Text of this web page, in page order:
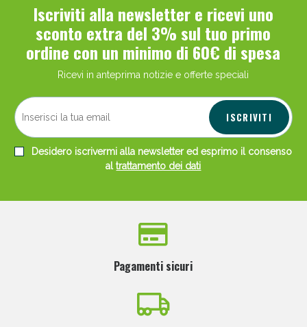
Iscriviti alla newsletter e ricevi uno
sconto extra del 3% sul tuo primo
ordine con un minimo di 60€ di spesa
Ricevi in anteprima notizie e offerte speciali
ISCRIVITI
Desidero iscrivermi alla newsletter ed esprimo il consenso
altrattamento dei dati
Pagamenti sicuri